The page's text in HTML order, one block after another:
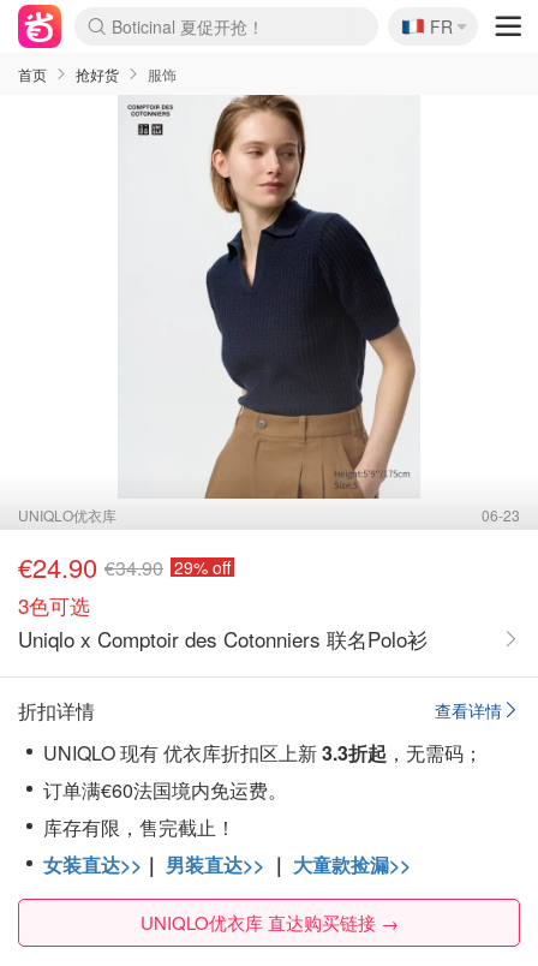
4折！lulu周四疯狂上新
还没结束！&OtherStories大促
Joybuy变相75折 随时失效
速领！Stanley独家85折
疑似霸哥！Camper额外叠85折
Zalando 奥莱闪促！每日更新
Moncler反季囤！5折起+叠9折
Coach Brooklyn仅€192
🇫🇷
FR
首页 抢好货 服饰
UNIQLO优衣库 06-23
€24.90 €34.90 29% off
3色可选
Uniqlo x Comptoir des Cotonniers 联名Polo衫
查看详情
折扣详情
UNIQLO 现有 优衣库折扣区上新3.3折起 ，无需码；
订单满€60法国境内免运费。
库存有限，售完截止！
女装直达>> ｜ 男装直达>> ｜ 大童款捡漏>>
UNIQLO优衣库 直达购买链接 →